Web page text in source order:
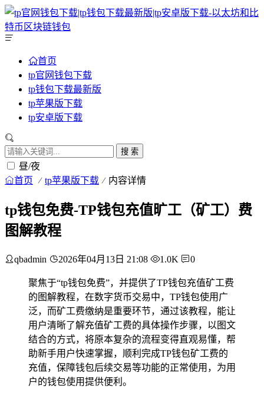
首页
tp官网钱包下载
tp钱包下载最新版
tp苹果版下载
tp安卓版下载
搜 索
昼/夜
首页 tp苹果版下载 内容详情
tp钱包免费-TP钱包充值旷工（矿工）费
图解教程
qbadmin 2026年04月13日 21:08 1.0K 0
聚焦于“tp钱包免费”，并提供了TP钱包充值矿工费
的图解教程，在数字货币交易中，TP钱包使用广
泛，而矿工费缴纳是重要环节，通过该教程，能让
用户清晰了解充值矿工费的具体操作步骤，以图文
结合的方式，将原本复杂的流程变得直观易懂，帮
助新手用户快速掌握，顺利完成TP钱包矿工费的
充值，保障钱包后续交易等功能的正常使用，为用
户的钱包使用提供便利。